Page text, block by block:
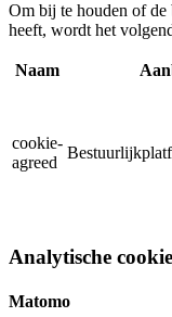
Om bij te houden of de
heeft, wordt het
Naam
cookie-
agreed
Analytische
Matomo